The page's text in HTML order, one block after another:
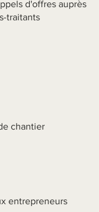
d'offres auprès
traitants
chantier
entrepreneurs